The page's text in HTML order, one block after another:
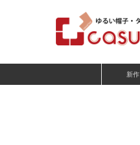
新作